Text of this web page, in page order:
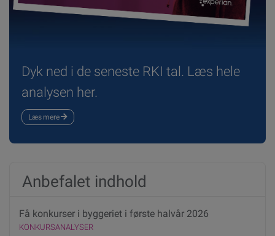
Dyk ned i de seneste RKI tal. Læs hele
analysen her.
Læs mere
Anbefalet indhold
Få konkurser i byggeriet i første halvår 2026
KONKURSANALYSER